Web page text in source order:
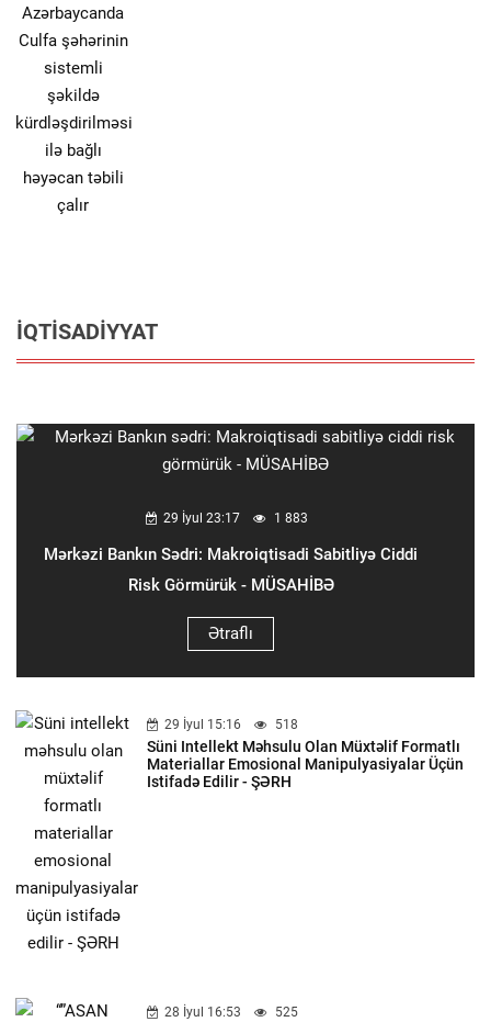
İQTISADIYYAT
29 İyul 23:17 1 883
Mərkəzi Bankın Sədri: Makroiqtisadi Sabitliyə Ciddi
Risk Görmürük - MÜSAHİBƏ
Ətraflı
29 İyul 15:16 518
Süni Intellekt Məhsulu Olan Müxtəlif Formatlı
Materiallar Emosional Manipulyasiyalar Üçün
Istifadə Edilir - ŞƏRH
28 İyul 16:53 525